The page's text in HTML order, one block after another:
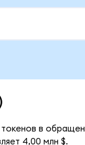
в
4,00 млн $.